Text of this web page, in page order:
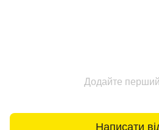
Додайте перший
Написати